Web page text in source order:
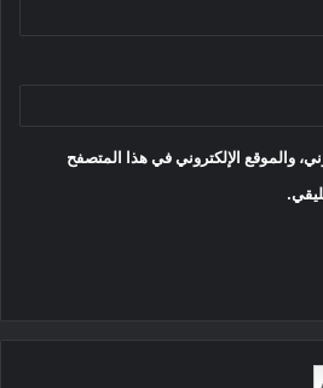
والموقع الإلكتروني في هذا المتصفح